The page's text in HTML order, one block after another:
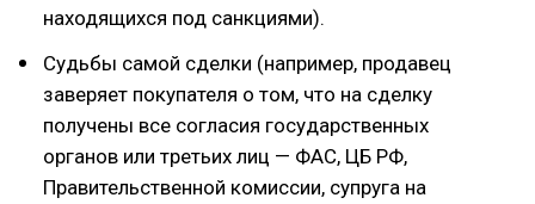
находящихся под санкциями).
Судьбы самой сделки (например, продавец
заверяет покупателя о том, что на сделку
получены все согласия государственных
органов или третьих лиц — ФАС, ЦБ РФ,
Правительственной комиссии, супруга на